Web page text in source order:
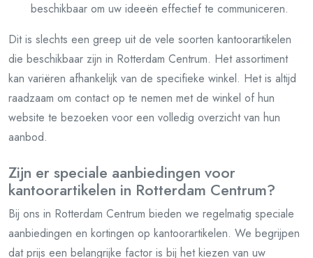
beschikbaar om uw ideeën effectief te communiceren.
Dit is slechts een greep uit de vele soorten kantoorartikelen
die beschikbaar zijn in Rotterdam Centrum. Het assortiment
kan variëren afhankelijk van de specifieke winkel. Het is altijd
raadzaam om contact op te nemen met de winkel of hun
website te bezoeken voor een volledig overzicht van hun
aanbod.
Zijn er speciale aanbiedingen voor
kantoorartikelen in Rotterdam Centrum?
Bij ons in Rotterdam Centrum bieden we regelmatig speciale
aanbiedingen en kortingen op kantoorartikelen. We begrijpen
dat prijs een belangrijke factor is bij het kiezen van uw